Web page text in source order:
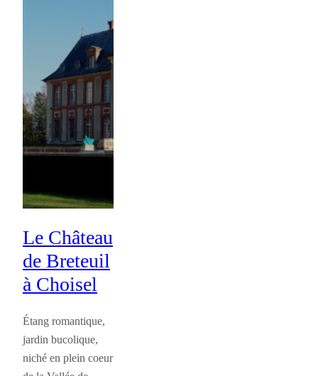
Le Château
de Breteuil
à Choisel
Étang romantique,
jardin bucolique,
niché en plein coeur